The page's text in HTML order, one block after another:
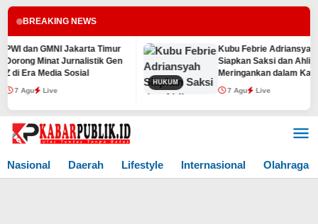
BREAKING NEWS
dan GMNI Jakarta Timur
Minat Jurnalistik Gen
Era Media Sosial
Agu Live
HUKUM
Kubu Febrie Adriansyah
Siapkan Saksi dan Ahli
Meringankan dalam Kasus
TPPU
7 Agu Live
Lewati
Nasional
Daerah Lifestyle Internasional Olahraga